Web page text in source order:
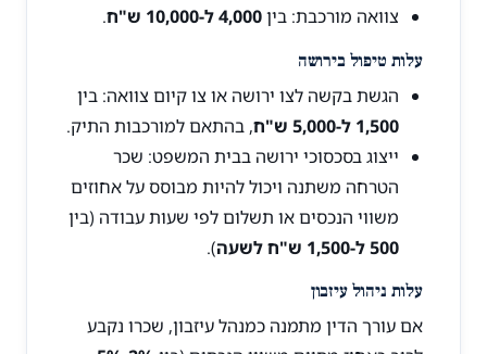
צוואה מורכבת: בין4,000 ל-10,000 ש"ח .
עלות טיפול בירושה
הגשת בקשה לצו ירושה או צו קיום צוואה: בין
1,500 ל-5,000 ש"ח
, בהתאם למורכבות התיק.
ייצוג בסכסוכי ירושה בבית המשפט: שכר
הטרחה משתנה ויכול להיות מבוסס על אחוזים
משווי הנכסים או תשלום לפי שעות עבודה (בין
500 ל-1,500 ש"ח לשעה
).
עלות ניהול עיזבון
אם עורך הדין מתמנה כמנהל עיזבון, שכרו נקבע